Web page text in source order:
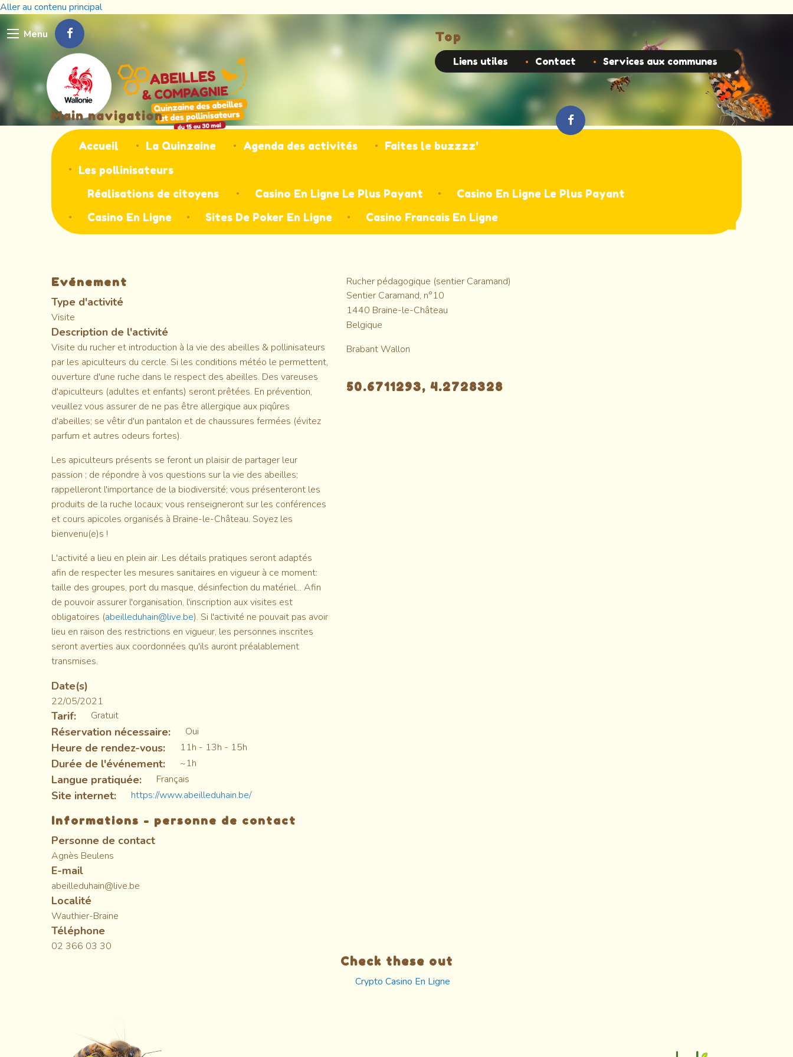
Aller au contenu principal
Menu
Main navigation
Accueil La Quinzaine Agenda des activités
Faites le buzzzz'
Les pollinisateurs
Réalisations de citoyens
Casino En Ligne Le Plus Payant
Casino En Ligne Le Plus Payant
Casino En Ligne
Sites De Poker En Ligne Casino Francais En Ligne
Top
Liens utiles Contact Services aux communes
Evénement
Type d'activité
Visite
Description de l'activité
Visite du rucher et introduction à la vie des abeilles & pollinisateurs
par les apiculteurs du cercle. Si les conditions météo le permettent,
ouverture d'une ruche dans le respect des abeilles. Des vareuses
d'apiculteurs (adultes et enfants) seront prêtées. En prévention,
veuillez vous assurer de ne pas être allergique aux piqûres
d'abeilles; se vêtir d'un pantalon et de chaussures fermées (évitez
parfum et autres odeurs fortes).
Les apiculteurs présents se feront un plaisir de partager leur
passion ; de répondre à vos questions sur la vie des abeilles;
rappelleront l'importance de la biodiversité; vous présenteront les
produits de la ruche locaux; vous renseigneront sur les conférences
et cours apicoles organisés à Braine-le-Château. Soyez les
bienvenu(e)s !
L'activité a lieu en plein air. Les détails pratiques seront adaptés
afin de respecter les mesures sanitaires en vigueur à ce moment:
taille des groupes, port du masque, désinfection du matériel... Afin
de pouvoir assurer l'organisation, l'inscription aux visites est
obligatoires (abeilleduhain@live.be). Si l'activité ne pouvait pas avoir
lieu en raison des restrictions en vigueur, les personnes inscrites
seront averties aux coordonnées qu'ils auront préalablement
transmises.
Date(s)
22/05/2021
Tarif Gratuit
Réservation nécessaire Oui
Heure de rendez-vous 11h - 13h - 15h
Durée de l'événement ~1h
Langue pratiquée Français
Site internet https://www.abeilleduhain.be/
Informations - personne de contact
Personne de contact
Agnès Beulens
E-mail
abeilleduhain@live.be
Localité
Wauthier-Braine
Téléphone
02 366 03 30
Rucher pédagogique (sentier Caramand)
Sentier Caramand, n°10
1440 Braine-le-Château
Belgique
Brabant Wallon
50.6711293, 4.2728328
Check these out
Crypto Casino En Ligne